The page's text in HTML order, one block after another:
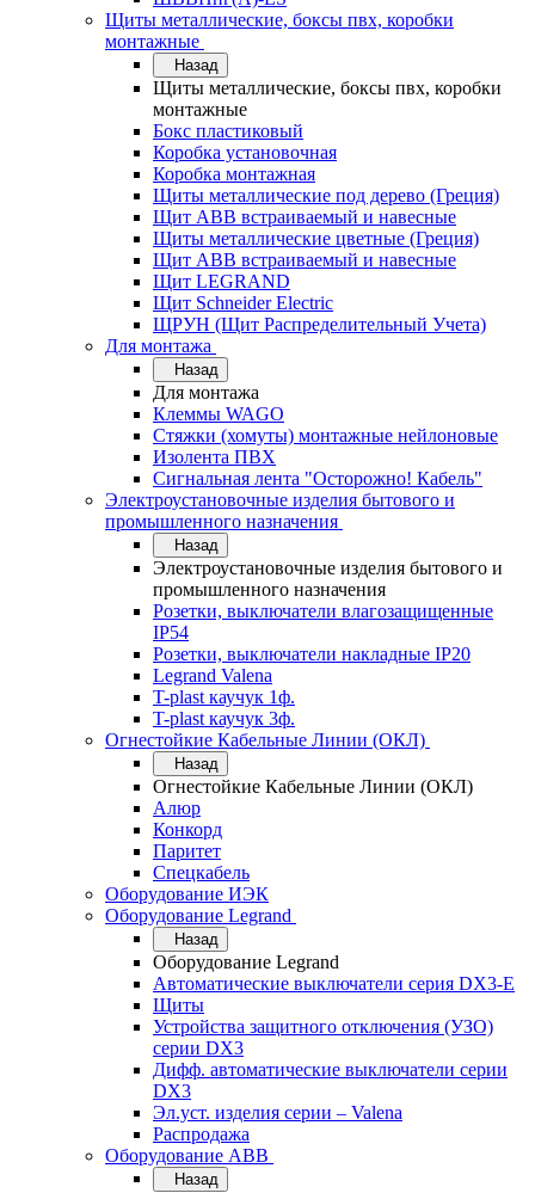
Щиты металлические, боксы пвх, коробки
монтажные
Назад
Щиты металлические, боксы пвх, коробки
монтажные
Бокс пластиковый
Коробка установочная
Коробка монтажная
Щиты металлические под дерево (Греция)
Щит ABB встраиваемый и навесные
Щиты металлические цветные (Греция)
Щит ABB встраиваемый и навесные
Щит LEGRAND
Щит Schneider Electric
ЩРУН (Щит Распределительный Учета)
Для монтажа
Назад
Для монтажа
Клеммы WAGO
Стяжки (хомуты) монтажные нейлоновые
Изолента ПВХ
Сигнальная лента "Осторожно! Кабель"
Электроустановочные изделия бытового и
промышленного назначения
Назад
Электроустановочные изделия бытового и
промышленного назначения
Розетки, выключатели влагозащищенные
IP54
Розетки, выключатели накладные IP20
Legrand Valena
T-plast каучук 1ф.
T-plast каучук 3ф.
Огнестойкие Кабельные Линии (ОКЛ)
Назад
Огнестойкие Кабельные Линии (ОКЛ)
Алюр
Конкорд
Паритет
Спецкабель
Оборудование ИЭК
Оборудование Legrand
Назад
Оборудование Legrand
Автоматические выключатели серия DX3-E
Щиты
Устройства защитного отключения (УЗО)
серии DX3
Дифф. автоматические выключатели серии
DX3
Эл.уст. изделия серии – Valena
Распродажа
Оборудование АВВ
Назад